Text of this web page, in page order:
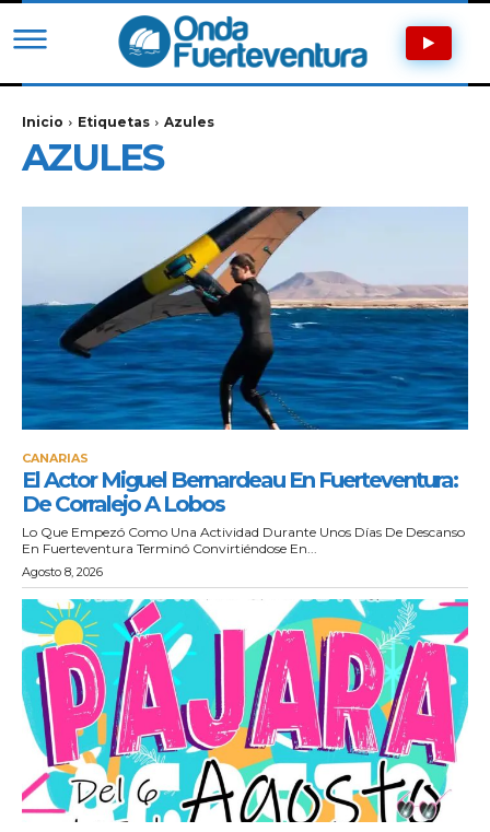
Inicio Etiquetas Azules
AZULES
CANARIAS
El Actor Miguel Bernardeau En Fuerteventura:
De Corralejo A Lobos
Lo Que Empezó Como Una Actividad Durante Unos Días De Descanso
En Fuerteventura Terminó Convirtiéndose En...
Agosto 8, 2026